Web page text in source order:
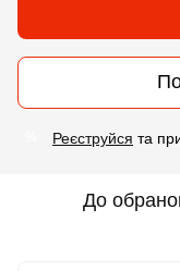
Реєструйся та
До